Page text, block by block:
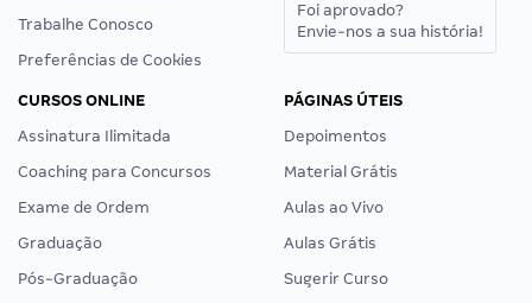
Trabalhe Conosco
Preferências de Cookies
Foi aprovado?
Envie-nos a sua história!
CURSOS ONLINE
Assinatura Ilimitada
Coaching para Concursos
Exame de Ordem
Graduação
Pós-Graduação
PÁGINAS ÚTEIS
Depoimentos
Material Grátis
Aulas ao Vivo
Aulas Grátis
Sugerir Curso